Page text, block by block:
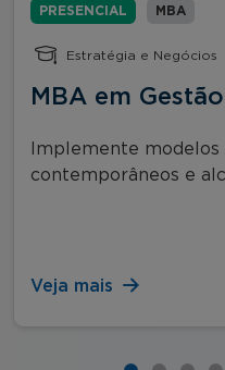
PRESENCIAL MBA
Estratégia e Negócios
MBA em
Implemente modelos
contemporâneos e
Veja mais